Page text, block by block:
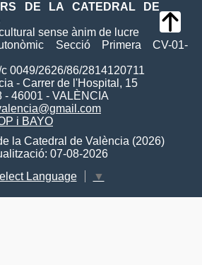
DE LA CATEDRAL DE
sense ànim de lucre
Secció Primera CV-01-
0049/2626/86/2814120711
- Carrer de l'Hospital, 15
- 46001 - VALÈNCIA
i BAYO
la Catedral de València (2026)
07-08-2026
Language
▼